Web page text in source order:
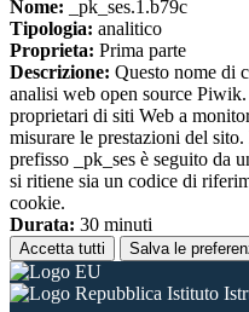
Nome: _pk_ses.1.b79c
Tipologia: analitico
Proprieta: Prima parte
Descrizione: Questo nome di
analisi web open source
proprietari di siti Web a
misurare le prestazioni del
prefisso _pk_ses è seguito da
si ritiene sia un codice di
cookie.
Durata: 30 minuti
Accetta tutti Salva le
Istituto